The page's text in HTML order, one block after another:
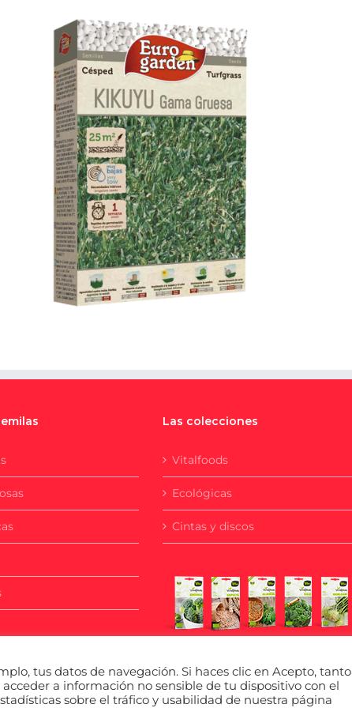
Kikuyu AZ -1
Las colecciones
Vitalfoods
Ecológicas
Cintas y discos
tus datos de navegación. Si haces clic en Acepto, tanto
a información no sensible de tu dispositivo con el
sobre el tráfico y usabilidad de nuestra página